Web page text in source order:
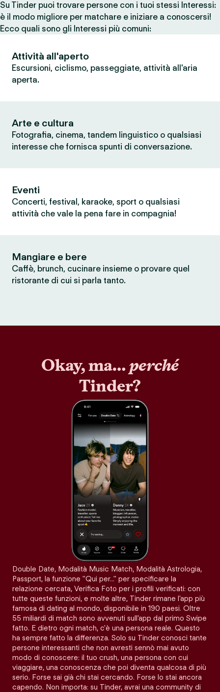
Su Tinder puoi trovare persone con i tuoi stessi Interessi:
è il modo migliore per matchare e iniziare a conoscersi!
Ecco quali sono gli Interessi più comuni:
Attività all'aperto
Escursioni, ciclismo, passeggiate, attività all'aria
aperta.
Arte e cultura
Fotografia, cinema, tandem linguistico o qualsiasi
interesse che fornisca spunti di conversazione.
Eventi
Concerti, festival, karaoke, sport o qualsiasi
attività che vale la pena fare in compagnia!
Mangiare e bere
Caffè, brunch, cucinare insieme o provare quel
ristorante di cui si parla tanto.
Okay, ma…perché
Tinder?
Double Date, Modalità Music Match, Modalità Astrologia,
Passport, la funzione "Qui per…" per specificare la
relazione cercata, Verifica Foto per i profili verificati: con
tutte queste funzioni, e molte altre, Tinder rimane l'app più
famosa di dating al mondo, disponibile in 190 paesi. Oltre
55 miliardi di match sono avvenuti sull'app dal primo Swipe
fatto. E dietro ogni match, c'è una persona reale. Questo
ha sempre fatto la differenza. Solo su Tinder conosci tante
persone interessanti che non avresti sennò mai avuto
modo di conoscere: il tuo crush, una persona con cui
viaggiare, una conoscenza che poi diventa qualcosa di più
serio. Forse sai già chi stai cercando. Forse lo stai ancora
capendo. Non importa: su Tinder, avrai una community di